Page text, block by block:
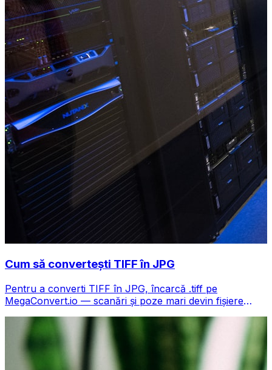
Cum să convertești TIFF în JPG
Pentru a converti TIFF în JPG, încarcă .tiff pe
MegaConvert.io — scanări și poze mari devin fișiere